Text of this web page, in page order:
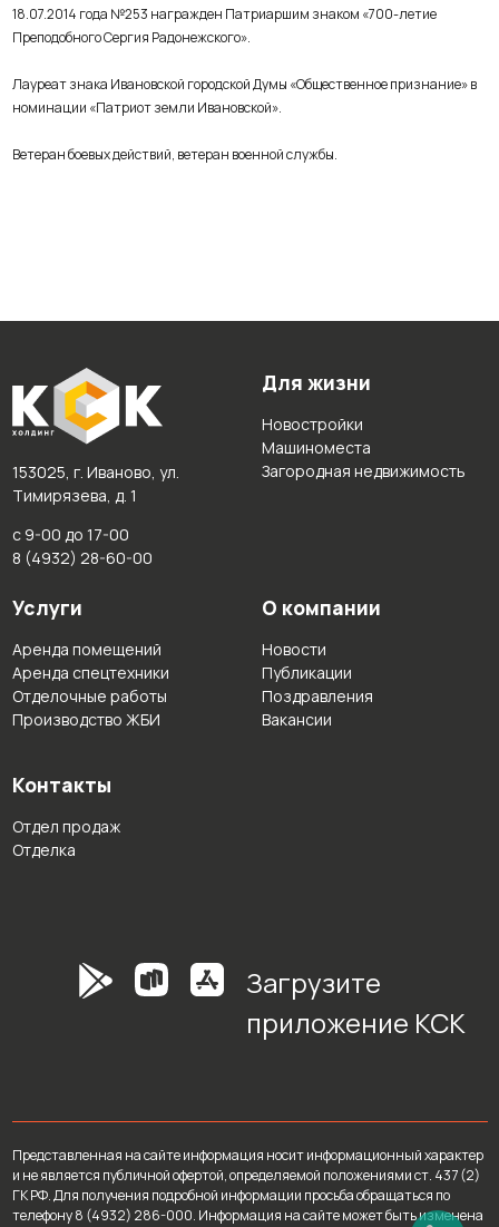
18.07.2014 года №253 награжден Патриаршим знаком «700-летие
Преподобного Сергия Радонежского».
Лауреат знака Ивановской городской Думы «Общественное признание» в
номинации «Патриот земли Ивановской».
Ветеран боевых действий, ветеран военной службы.
153025, г. Иваново, ул.
Тимирязева, д. 1
с 9-00 до 17-00
8 (4932) 28-60-00
Для жизни
Новостройки
Машиноместа
Загородная недвижимость
Услуги
Аренда помещений
Аренда спецтехники
Отделочные работы
Производство ЖБИ
О компании
Новости
Публикации
Поздравления
Вакансии
Контакты
Отдел продаж
Отделка
Загрузите
приложение КСК
Представленная на сайте информация носит информационный характер
и не является публичной офертой, определяемой положениями ст. 437 (2)
ГК РФ. Для получения подробной информации просьба обращаться по
телефону 8 (4932) 286-000. Информация на сайте может быть изменена